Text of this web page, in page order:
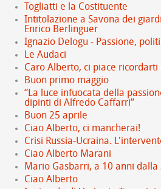
Togliatti e la Costituente
Intitolazione a Savona dei
Enrico Berlinguer
Ignazio Delogu - Passione,
Le Audaci
Caro Alberto, ci piace ricordarti
Buon primo maggio
“La luce infuocata della
dipinti di Alfredo Caffarri”
Buon 25 aprile
Ciao Alberto, ci mancherai!
Crisi Russia-Ucraina.
Ciao Alberto Marani
Mario Gasbarri, a 10 anni dalla
Ciao Alberto